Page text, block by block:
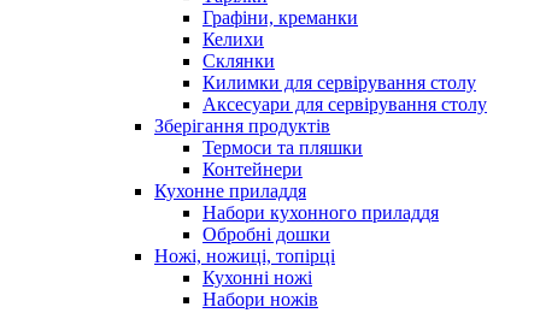
Графіни, креманки
Келихи
Склянки
Килимки для сервірування столу
Аксесуари для сервірування столу
Зберігання продуктів
Термоси та пляшки
Контейнери
Кухонне приладдя
Набори кухонного приладдя
Обробні дошки
Ножі, ножиці, топірці
Кухонні ножі
Набори ножів